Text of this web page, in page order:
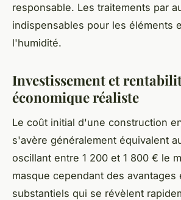
responsable. Les traitements par
indispensables pour les éléments
l'humidité.
Investissement et
économique réaliste
Le coût initial d'une construction
s'avère généralement équivalent
oscillant entre 1 200 et 1 800 € le
masque cependant des avantages
substantiels qui se révèlent